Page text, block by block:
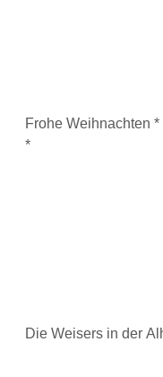
Frohe Weihnachten
*
Die Weisers in der